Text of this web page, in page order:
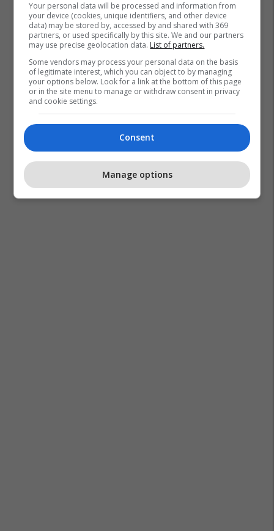
Ndotje Plastika Shqipëri Mjedisi
Your personal data will be processed and information from
your device (cookies, unique identifiers, and other device
data) may be stored by, accessed by and shared with 369
partners, or used specifically by this site. We and our partners
may use precise geolocation data. List of partners.
Some vendors may process your personal data on the basis
of legitimate interest, which you can object to by managing
your options below. Look for a link at the bottom of this page
or in the site menu to manage or withdraw consent in privacy
and cookie settings.
Consent
Manage options